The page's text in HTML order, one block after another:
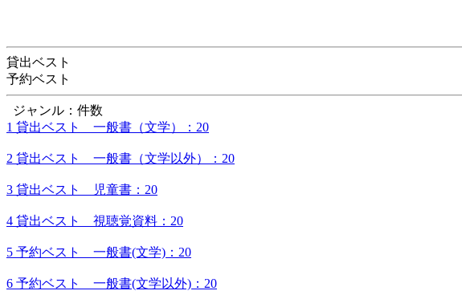
貸出ベスト
予約ベスト
ジャンル：件数
1 貸出ベスト 一般書（文学）：20
2 貸出ベスト 一般書（文学以外）：20
3 貸出ベスト 児童書：20
4 貸出ベスト 視聴覚資料：20
5 予約ベスト 一般書(文学)：20
6 予約ベスト 一般書(文学以外)：20